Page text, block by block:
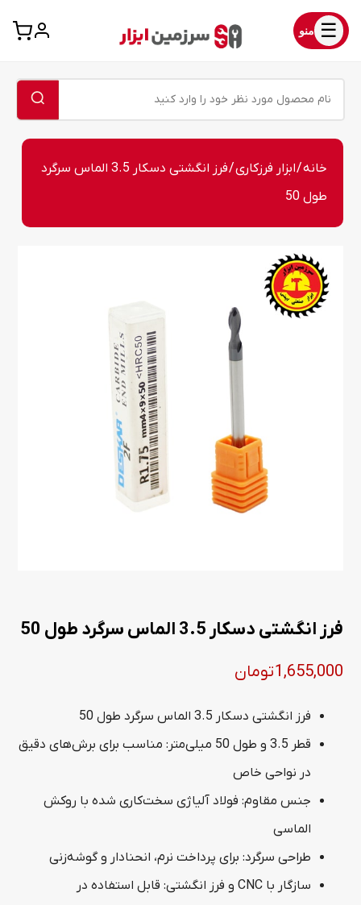
☰ منو
خانه/ابزار فرزکاری
/ فرز انگشتی دسکار 3.5 الماس سرگرد
طول 50
فرز انگشتی دسکار 3.5 الماس سرگرد طول 50
1,655,000تومان
فرز انگشتی دسکار 3.5 الماس سرگرد طول 50
قطر 3.5 و طول 50 میلی‌متر: مناسب برای برش‌های دقیق
در نواحی خاص
جنس مقاوم: فولاد آلیاژی سخت‌کاری شده با روکش
الماسی
طراحی سرگرد: برای پرداخت نرم، انحنادار و گوشه‌زنی
سازگار با CNC و فرز انگشتی: قابل استفاده در